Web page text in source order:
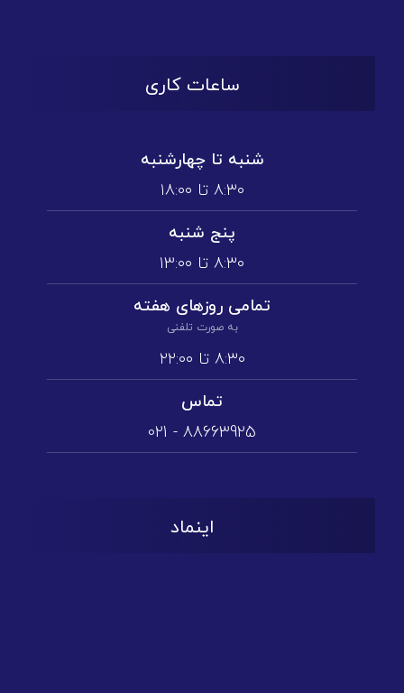
ساعات کاری
شنبه تا چهارشنبه
۸:۳۰ تا ۱۸:۰۰
پنج شنبه
۸:۳۰ تا ۱3:۰۰
تمامی روز‌های هفته
به صورت تلفنی
۸:۳۰ تا ۲۲:۰۰
تماس
88663925 - 021
اینماد